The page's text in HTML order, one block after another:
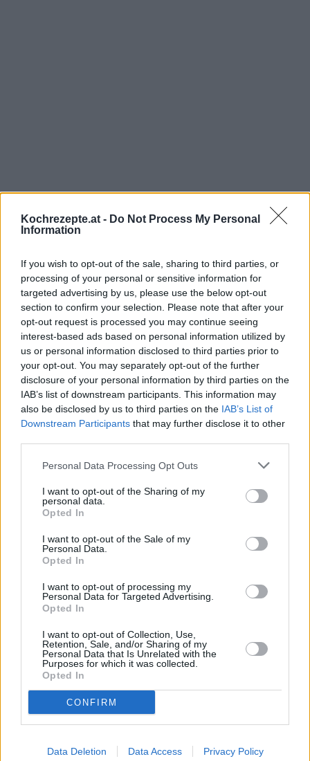
Kochrezepte.at - Do Not Process My Personal
Information
If you wish to opt-out of the sale, sharing to third parties, or
processing of your personal or sensitive information for
targeted advertising by us, please use the below opt-out
section to confirm your selection. Please note that after your
opt-out request is processed you may continue seeing
interest-based ads based on personal information utilized by
us or personal information disclosed to third parties prior to
your opt-out. You may separately opt-out of the further
disclosure of your personal information by third parties on the
IAB’s list of downstream participants. This information may
also be disclosed by us to third parties on the IAB’s List of
Downstream Participants that may further disclose it to other
Personal Data Processing Opt Outs
I want to opt-out of the Sharing of my
personal data.
Opted In
I want to opt-out of the Sale of my
Personal Data.
Opted In
I want to opt-out of processing my
Personal Data for Targeted Advertising.
Opted In
I want to opt-out of Collection, Use,
Retention, Sale, and/or Sharing of my
Personal Data that Is Unrelated with the
Purposes for which it was collected.
Opted In
CONFIRM
Data Deletion Data Access Privacy Policy
Interessante Rezeptsammlungen
Backrezepte/ Brainfood Rezepte/ Eier Rezepte/ Honig
Rezepte/ Müsli Rezepte / Nuss Rezepte / Schokolade Rezepte
Snack Rezepte / Vegetarische Rezepte/ Zimt Rezepte/
Bananen Rezepte
Top
Ähnliche Rezepte
Crêpes mit Schinken und Käse
Leicht
Schinken-Käse-Crepes
Leicht
Bärlauch-Chips
Klatsch-Weckerl 2.0
Dalgona-Erdbeere